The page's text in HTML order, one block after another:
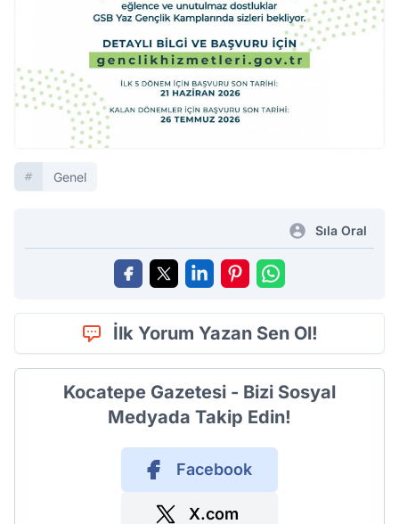
Genel
Sıla Oral
İlk Yorum Yazan Sen Ol!
Kocatepe Gazetesi - Bizi Sosyal
Medyada Takip Edin!
Facebook
X.com